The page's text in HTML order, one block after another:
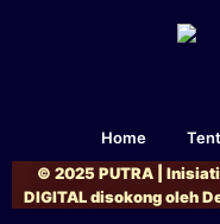
Home
© 2025 PUTRA |
DIGITAL disokong oleh